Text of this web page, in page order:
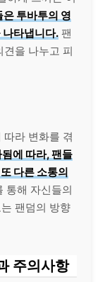
투바투의 영
나타냅니다. 팬
을 나누고 피
라 변화를 겪
에 따라, 팬들
다른 소통의
통해 자신들의
팬덤의 방향
주의사항